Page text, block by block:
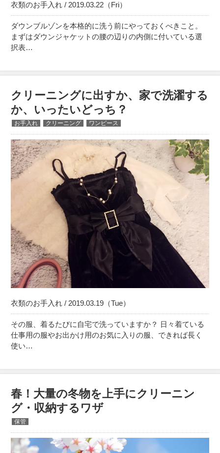
衣類のお手入れ / 2019.03.22（Fri）
ダウンブルゾンを本格的に洗う前にやっておくべきこと。
まずはダウンジャケットの腰の辺りの内側に付いている選
択表…
クリーニングに出すか、家で洗濯する
か、いったいどっち？
お手入れ クリーニング ワンピース
衣類のお手入れ / 2019.03.19（Tue）
その服、着るたびに自宅で洗っていますか？ 日々着ている
仕事用の服やお出かけ用のお気に入りの服、できれば長く
使い…
春！大量の冬物を上手にクリーニン
グ・収納するワザ
保管